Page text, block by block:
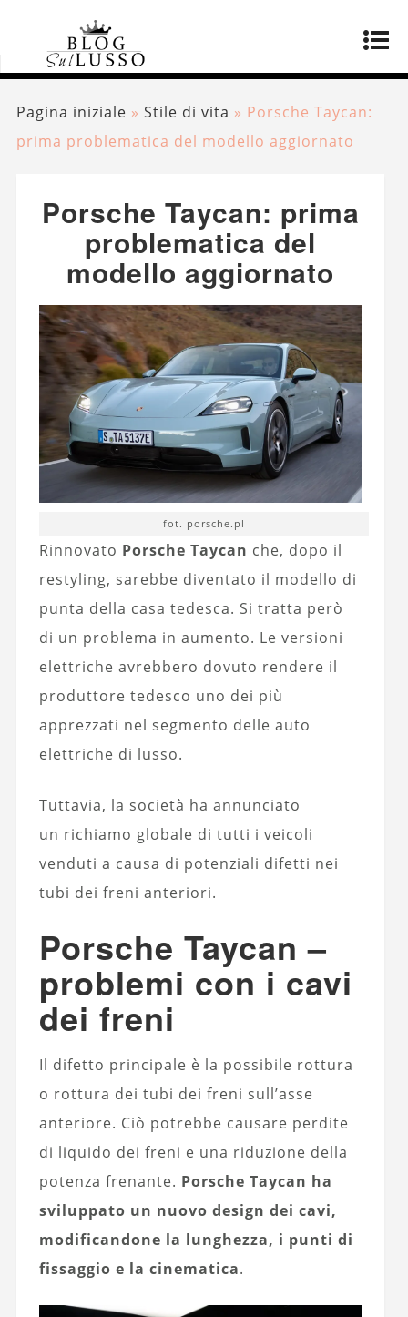
Pagina iniziale » Stile di vita » Porsche Taycan:
prima problematica del modello aggiornato
Porsche Taycan: prima
problematica del
modello aggiornato
fot. porsche.pl
Rinnovato Porsche Taycan che, dopo il
restyling, sarebbe diventato il modello di
punta della casa tedesca. Si tratta però
di un problema in aumento. Le versioni
elettriche avrebbero dovuto rendere il
produttore tedesco uno dei più
apprezzati nel segmento delle auto
elettriche di lusso.
Tuttavia, la società ha annunciato
un richiamo globale di tutti i veicoli
venduti a causa di potenziali difetti nei
tubi dei freni anteriori.
Porsche Taycan –
problemi con i cavi
dei freni
Il difetto principale è la possibile rottura
o rottura dei tubi dei freni sull’asse
anteriore. Ciò potrebbe causare perdite
di liquido dei freni e una riduzione della
potenza frenante. Porsche Taycan ha
sviluppato un nuovo design dei cavi,
modificandone la lunghezza, i punti di
fissaggio e la cinematica.